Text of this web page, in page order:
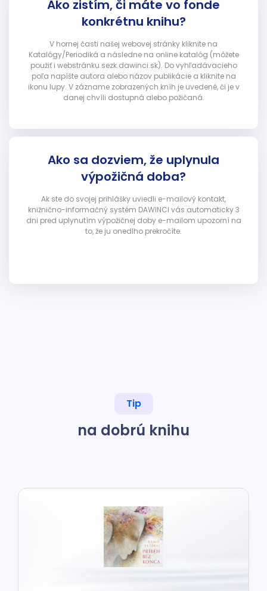
Ako zistím, či máte vo fonde
konkrétnu knihu?
V hornej časti našej webovej stránky kliknite na
Katalógy/Periodiká a následne na online katalóg (môžete
použiť i webstránku sezk.dawinci.sk). Do vyhľadávacieho
poľa napíšte autora alebo názov publikácie a kliknite na
ikonu lupy. V zázname zobrazených kníh je uvedené, či je v
danej chvíli dostupná alebo požičaná.
Ako sa dozviem, že uplynula
výpožičná doba?
Ak ste do svojej prihlášky uviedli e-mailový kontakt,
knižnično-informačný systém DAWINCI vás automaticky 3
dni pred uplynutím výpožičnej doby e-mailom upozorní na
to, že ju onedlho prekročíte.
Tip
na dobrú knihu